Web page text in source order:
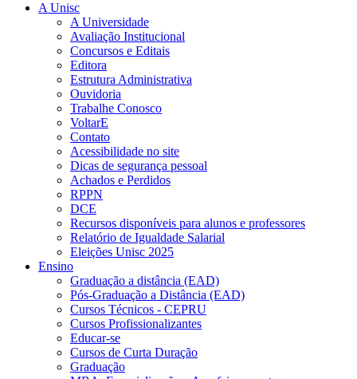
A Unisc
A Universidade
Avaliação Institucional
Concursos e Editais
Editora
Estrutura Administrativa
Ouvidoria
Trabalhe Conosco
VoltarE
Contato
Acessibilidade no site
Dicas de segurança pessoal
Achados e Perdidos
RPPN
DCE
Recursos disponíveis para alunos e professores
Relatório de Igualdade Salarial
Eleições Unisc 2025
Ensino
Graduação a distância (EAD)
Pós-Graduação a Distância (EAD)
Cursos Técnicos - CEPRU
Cursos Profissionalizantes
Educar-se
Cursos de Curta Duração
Graduação